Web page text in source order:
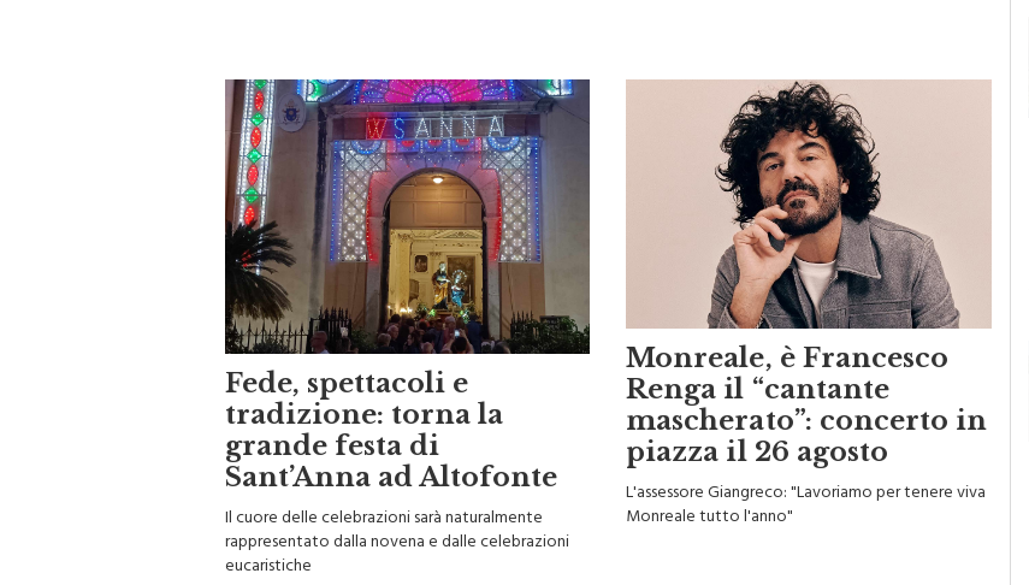
Fede, spettacoli e
tradizione: torna la
grande festa di
Sant’Anna ad Altofonte
Il cuore delle celebrazioni sarà naturalmente
rappresentato dalla novena e dalle celebrazioni
eucaristiche
Monreale, è Francesco
Renga il “cantante
mascherato”: concerto in
piazza il 26 agosto
L'assessore Giangreco: "Lavoriamo per tenere viva
Monreale tutto l'anno"